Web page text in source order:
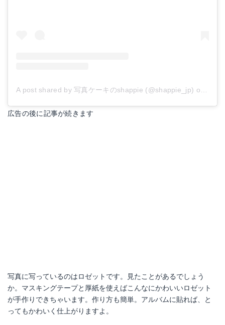
A post shared by 写真ケーキのshappie (@shappie_jp) on
広告の後に記事が続きます
写真に写っているのはロゼットです。見たことがあるでしょう
か。マスキングテープと厚紙を使えばこんなにかわいいロゼット
が手作りできちゃいます。作り方も簡単。アルバムに貼れば、と
ってもかわいく仕上がりますよ。